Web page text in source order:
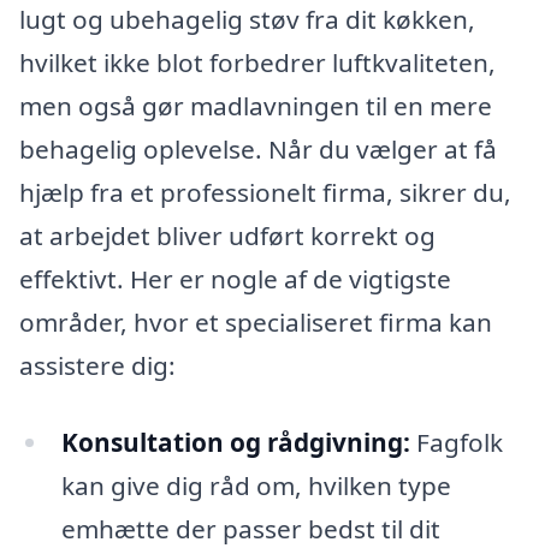
lugt og ubehagelig støv fra dit køkken,
hvilket ikke blot forbedrer luftkvaliteten,
men også gør madlavningen til en mere
behagelig oplevelse. Når du vælger at få
hjælp fra et professionelt firma, sikrer du,
at arbejdet bliver udført korrekt og
effektivt. Her er nogle af de vigtigste
områder, hvor et specialiseret firma kan
assistere dig:
Konsultation og rådgivning: Fagfolk
kan give dig råd om, hvilken type
emhætte der passer bedst til dit